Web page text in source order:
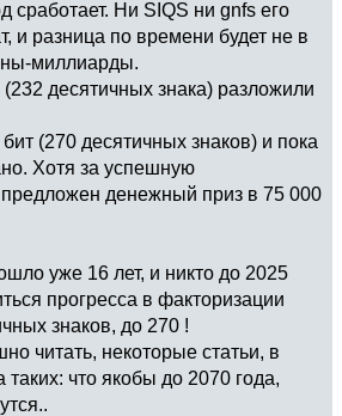
сработает. Ни SIQS ни gnfs его
и разница по времени будет не в
миллиарды.
десятичных знака) разложили
(270 десятичных знаков) и пока
Хотя за успешную
денежный приз в 75 000
уже 16 лет, и никто до 2025
прогресса в факторизации
знаков, до 270 !
читать, некоторые статьи, в
таких: что якобы до 2070 года,